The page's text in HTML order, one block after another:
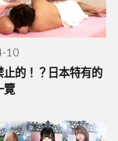
10
止的！？日本特有的
覽